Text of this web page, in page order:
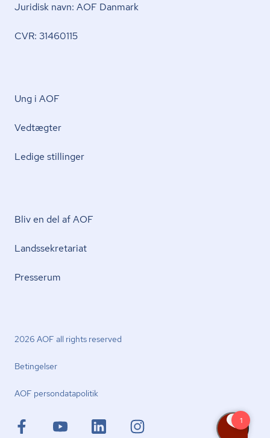
Juridisk navn: AOF Danmark
CVR: 31460115
Ung i AOF
Vedtægter
Ledige stillinger
Bliv en del af AOF
Lands­se­kre­ta­ri­at
Presserum
2026 AOF all rights reserved
Betingelser
AOF per­son­da­ta­po­li­tik